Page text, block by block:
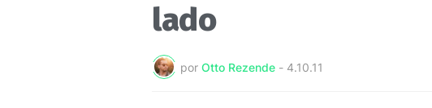
lado
por Otto Rezende - 4.10.11